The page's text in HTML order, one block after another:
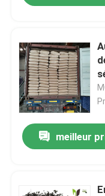
Contactez-nous
Demandez une
Engraismeilleur